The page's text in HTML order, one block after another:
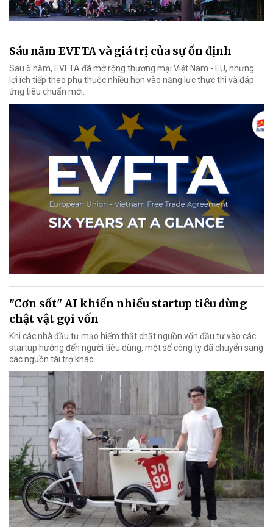
Sáu năm EVFTA và giá trị của sự ổn định
Sau 6 năm, EVFTA đã mở rộng thương mại Việt Nam - EU, nhưng
lợi ích tiếp theo phụ thuộc nhiều hơn vào năng lực thực thi và đáp
ứng tiêu chuẩn mới.
"Cơn sốt" AI khiến nhiều startup tiêu dùng
chật vật gọi vốn
Khi các nhà đầu tư mạo hiểm thắt chặt nguồn vốn đầu tư vào các
startup hướng đến người tiêu dùng, một số công ty đã chuyển sang
các nguồn tài trợ khác.